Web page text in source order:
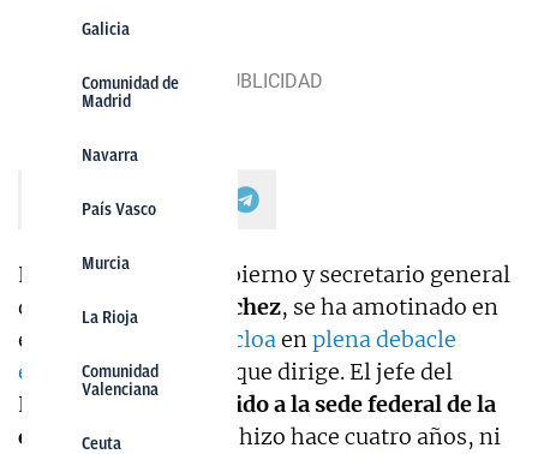
Galicia
Comunidad de
Madrid
Navarra
País Vasco
Murcia
La Rioja
Comunidad
Valenciana
Ceuta
El presidente del Gobierno y secretario general
del PSOE,Pedro Sánchez, se ha amotinado en
el Palacio de
La Moncloaenplena debacle
electoraldel partido que dirige. El jefe del
Ejecutivono ha acudido a la sede federal de la
calle Ferraz
, como sí hizo hace cuatro años, ni